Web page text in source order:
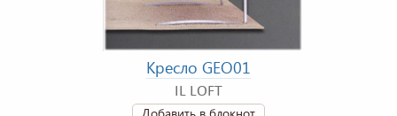
Кресло GEO01
IL LOFT